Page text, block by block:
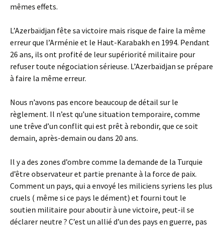
mêmes effets.
L’Azerbaïdjan fête sa victoire mais risque de faire la même
erreur que l’Arménie et le Haut-Karabakh en 1994. Pendant
26 ans, ils ont profité de leur supériorité militaire pour
refuser toute négociation sérieuse. L’Azerbaïdjan se prépare
à faire la même erreur.
Nous n’avons pas encore beaucoup de détail sur le
règlement. Il n’est qu’une situation temporaire, comme
une trêve d’un conflit qui est prêt à rebondir, que ce soit
demain, après-demain ou dans 20 ans.
Il y a des zones d’ombre comme la demande de la Turquie
d’être observateur et partie prenante à la force de paix.
Comment un pays, qui a envoyé les miliciens syriens les plus
cruels ( même si ce pays le dément) et fourni tout le
soutien militaire pour aboutir à une victoire, peut-il se
déclarer neutre ? C’est un allié d’un des pays en guerre, pas